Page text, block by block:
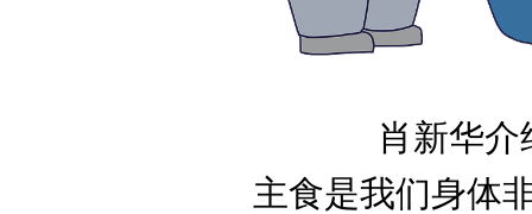
肖新华介
主食是我们身体